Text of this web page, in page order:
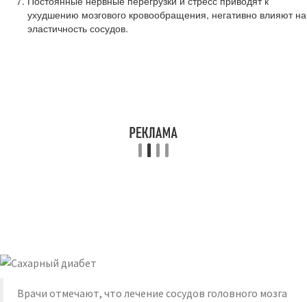
ухудшению мозгового кровообращения, негативно влияют на
эластичность сосудов.
Врачи отмечают, что лечение сосудов головного мозга